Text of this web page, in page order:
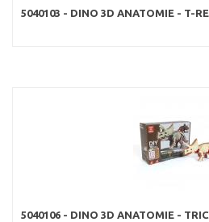
5040103 - DINO 3D ANATOMIE - T-
5040106 - DINO 3D ANATOMIE -